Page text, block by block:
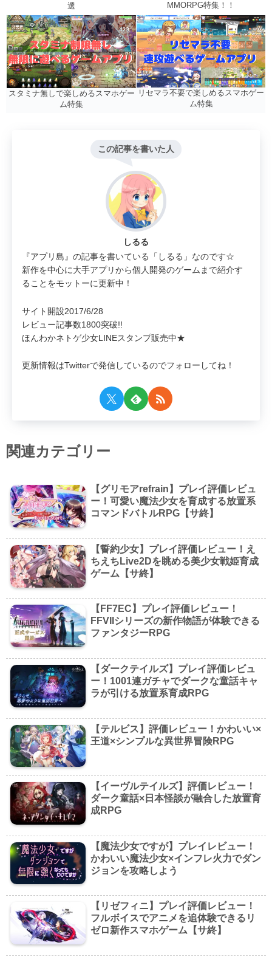
選
MMORPG特集！！
スタミナ無しで楽しめるスマホゲー
ム特集
リセマラ不要で楽しめるスマホゲー
ム特集
この記事を書いた人
しるる
『アプリ島』の記事を書いている「しるる」なのです☆
新作を中心に大手アプリから個人開発のゲームまで紹介す
ることをモットーに更新中！
サイト開設2017/6/28
レビュー記事数1800突破!!
ほんわかネトゲ少女LINEスタンプ販売中★
更新情報はTwitterで発信しているのでフォローしてね！
関連カテゴリー
【グリモアrefrain】プレイ評価レビュ
ー！可愛い魔法少女を育成する放置系
コマンドバトルRPG【サ終】
【誓約少女】プレイ評価レビュー！え
ちえちLive2Dを眺める美少女戦姫育成
ゲーム【サ終】
【FF7EC】プレイ評価レビュー！
FFVIIシリーズの新作物語が体験できる
ファンタジーRPG
【ダークテイルズ】プレイ評価レビュ
ー！1001連ガチャでダークな童話キャ
ラが引ける放置系育成RPG
【テルビス】評価レビュー！かわいい×
王道×シンプルな異世界冒険RPG
【イーヴルテイルズ】評価レビュー！
ダーク童話×日本怪談が融合した放置育
成RPG
【魔法少女ですが】プレイレビュー！
かわいい魔法少女×インフレ火力でダン
ジョンを攻略しよう
【リゼフィニ】プレイ評価レビュー！
フルボイスでアニメを追体験できるリ
ゼロ新作スマホゲーム【サ終】